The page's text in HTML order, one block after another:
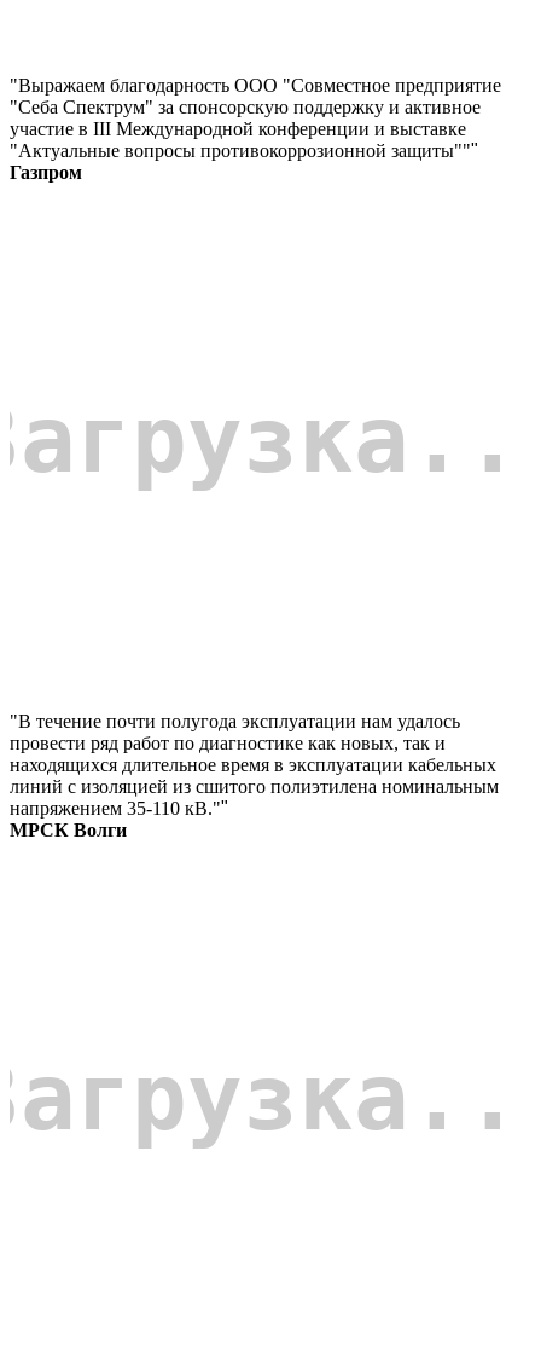
"Выражаем благодарность ООО "Совместное предприятие
"Себа Спектрум" за спонсорскую поддержку и активное
участие в III Международной конференции и выставке
"Актуальные вопросы противокоррозионной защиты"""
Газпром
"В течение почти полугода эксплуатации нам удалось
провести ряд работ по диагностике как новых, так и
находящихся длительное время в эксплуатации кабельных
линий с изоляцией из сшитого полиэтилена номинальным
напряжением 35-110 кВ.""
МРСК Волги